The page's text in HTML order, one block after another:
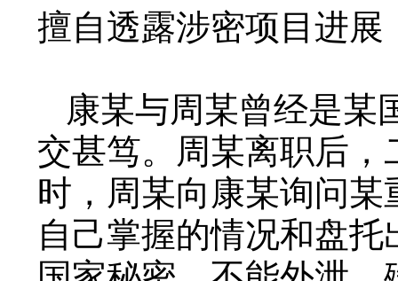
擅自透露涉密项目进展
康某与周某曾经是某
交甚笃。周某离职后
时，周某向康某询问
自己掌握的情况和盘